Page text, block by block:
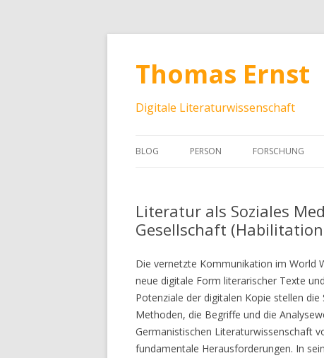
Thomas Ernst
Digitale Literaturwissenschaft
BLOG PERSON FORSCHUNG
Literatur als Soziales
Gesellschaft
Die vernetzte Kommunikation im World
neue digitale Form literarischer Texte
Potenziale der digitalen Kopie stellen die
Methoden, die Begriffe und die
Germanistischen Literaturwissenschaft
fundamentale Herausforderungen. In